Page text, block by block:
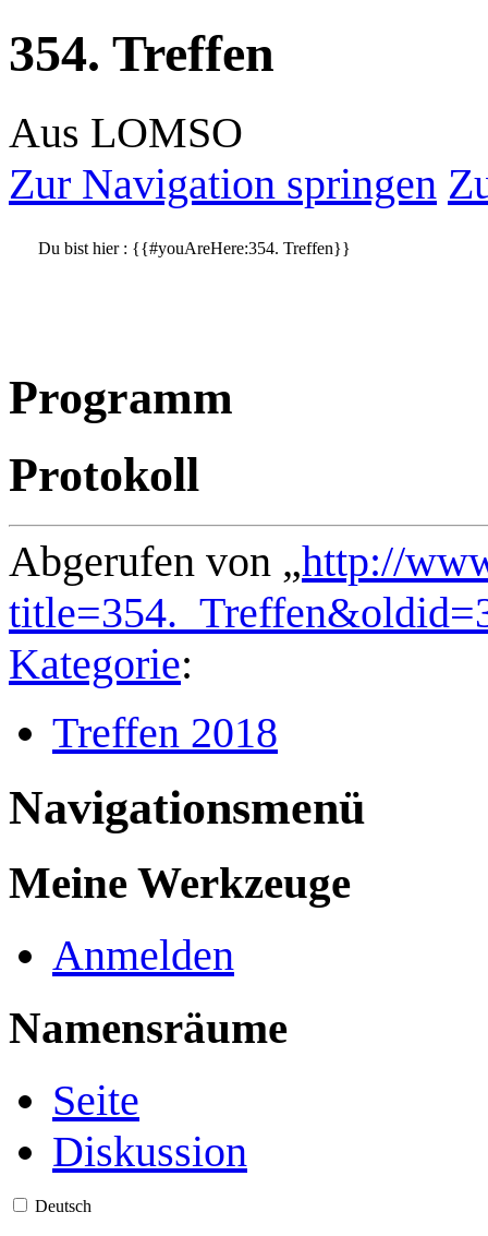
354. Treffen
Aus LOMSO
Zur Navigation springen
Du bist hier : {{#youAreHere:354. Treffen}}
Programm
Protokoll
Abgerufen von „http://
Kategorie:
Treffen 2018
Navigationsmenü
Meine Werkzeuge
Anmelden
Namensräume
Seite
Diskussion
Deutsch